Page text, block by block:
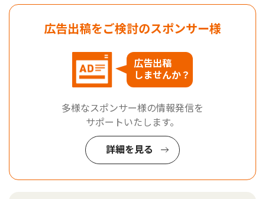
広告出稿をご検討のスポンサー様
広告出稿
しませんか？
多様なスポンサー様の情報発信を
サポートいたします。
詳細を見る